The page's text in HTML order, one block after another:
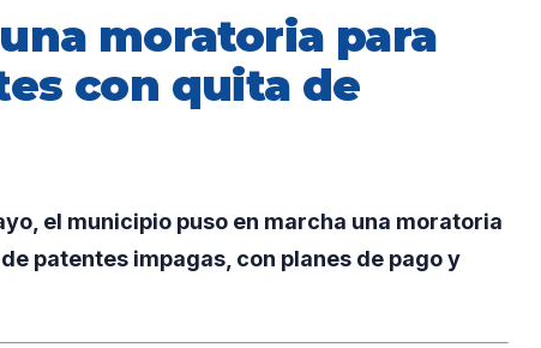
moratoria para
con quita de
el municipio puso en marcha una moratoria
patentes impagas, con planes de pago y